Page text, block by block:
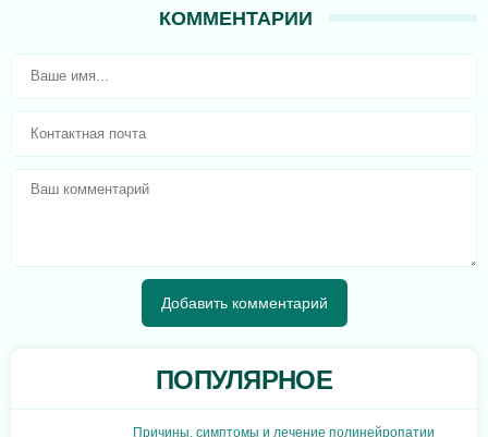
КОММЕНТАРИИ
ПОПУЛЯРНОЕ
Причины, симптомы и лечение полинейропатии